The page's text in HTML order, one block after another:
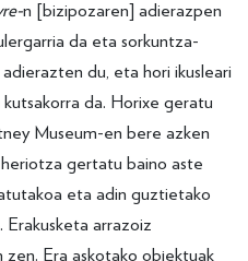
n [bizipozaren] adierazpen
da eta sorkuntza-
du, eta hori ikusleari
da. Horixe geratu
Museum-en bere azken
gertatu baino aste
eta adin guztietako
arrazoiz
zen. Era askotako objektuak